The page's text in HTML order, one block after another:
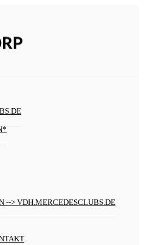
--> VDH.MERCEDESCLUBS.DE